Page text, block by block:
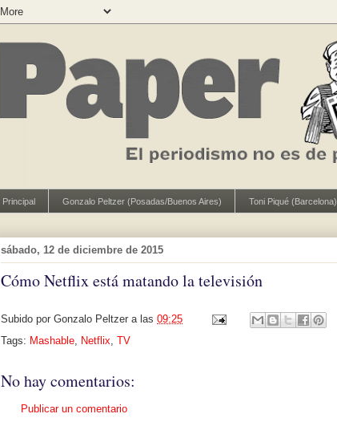
Principal Gonzalo Peltzer (Posadas/Buenos Aires) Toni Piqué (Barcelona)
sábado, 12 de diciembre de 2015
Cómo Netflix está matando la televisión
Subido por Gonzalo Peltzer a las 09:25
Tags: Mashable, Netflix, TV
No hay comentarios:
Publicar un comentario